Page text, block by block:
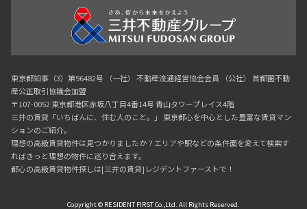
東京都知事（3）第96482号 （一社） 不動産流通経営協会会員 （公社） 首都圏不動
産公正取引協議会加盟
〒107-0052 東京都港区赤坂八丁目4番14号 青山タワープレイス4階
三井の賃貸「いちばんに、住む人のこと。」 東京都心を中心とした豊富な賃貸マン
ションのご紹介。
理想の高級賃貸物件は見つかりましたか？エリアや駅などの条件面を変えて検索す
ればきっと理想の物件に巡り合えます。
都心の高級賃貸物件探しは[三井の賃貸]レジデントファーストで！
Copyright © RESIDENT FIRST Co.,Ltd. All Rights Reserved.